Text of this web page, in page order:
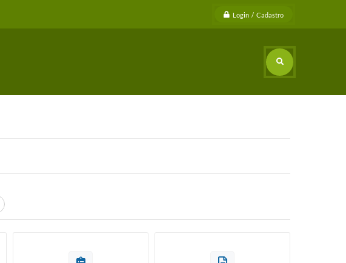
Login / Cadastro